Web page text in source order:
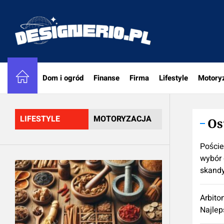
content
Dom i ogród Finanse Firma Lifestyle
LIFESTYLE MOTORYZACJA
wybór